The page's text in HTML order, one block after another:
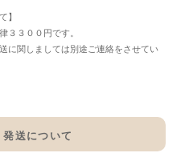
】
３３００円です。
に関しましては別途ご連絡をさせてい
発送について